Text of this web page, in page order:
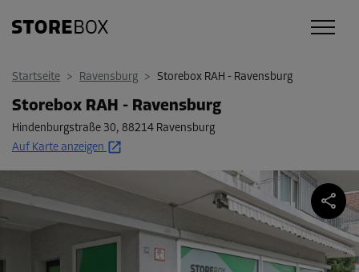
Startseite > Ravensburg > Storebox RAH - Ravensburg
Storebox RAH - Ravensburg
Hindenburgstraße 30, 88214 Ravensburg
Auf Karte anzeigen